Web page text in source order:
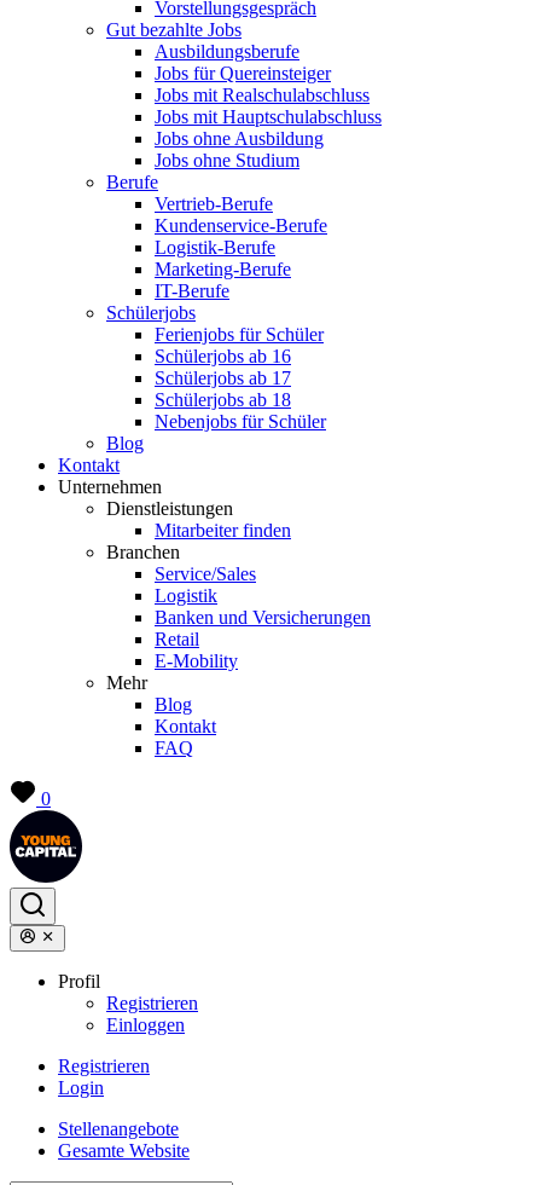
Vorstellungsgespräch
Gut bezahlte Jobs
Ausbildungsberufe
Jobs für Quereinsteiger
Jobs mit Realschulabschluss
Jobs mit Hauptschulabschluss
Jobs ohne Ausbildung
Jobs ohne Studium
Berufe
Vertrieb-Berufe
Kundenservice-Berufe
Logistik-Berufe
Marketing-Berufe
IT-Berufe
Schülerjobs
Ferienjobs für Schüler
Schülerjobs ab 16
Schülerjobs ab 17
Schülerjobs ab 18
Nebenjobs für Schüler
Blog
Kontakt
Unternehmen
Dienstleistungen
Mitarbeiter finden
Branchen
Service/Sales
Logistik
Banken und Versicherungen
Retail
E-Mobility
Mehr
Blog
Kontakt
FAQ
0
Profil
Registrieren
Einloggen
Registrieren
Login
Stellenangebote
Gesamte Website